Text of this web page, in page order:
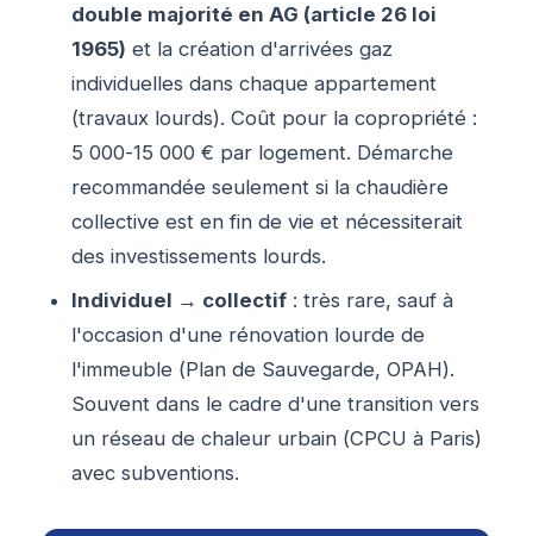
double majorité en AG (article 26 loi
1965) et la création d'arrivées gaz
individuelles dans chaque appartement
(travaux lourds). Coût pour la copropriété :
5 000-15 000 € par logement. Démarche
recommandée seulement si la chaudière
collective est en fin de vie et nécessiterait
des investissements lourds.
Individuel → collectif : très rare, sauf à
l'occasion d'une rénovation lourde de
l'immeuble (Plan de Sauvegarde, OPAH).
Souvent dans le cadre d'une transition vers
un réseau de chaleur urbain (CPCU à Paris)
avec subventions.